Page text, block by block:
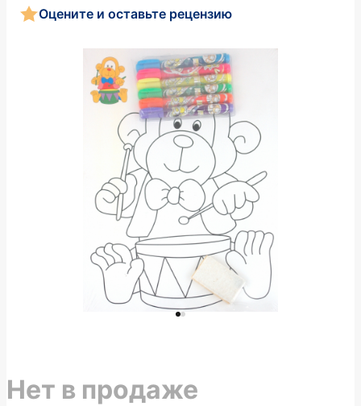
Оцените и оставьте рецензию
Нет в продаже